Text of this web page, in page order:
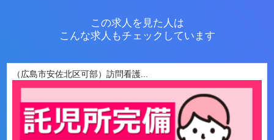
この求人を見た人は
こんな求人もチェックしています
（広島市安佐北区可部）訪問看護...